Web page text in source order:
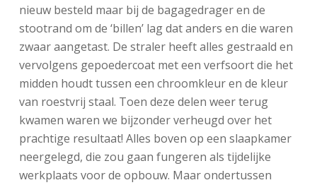
nieuw besteld maar bij de bagagedrager en de
stootrand om de ‘billen’ lag dat anders en die waren
zwaar aangetast. De straler heeft alles gestraald en
vervolgens gepoedercoat met een verfsoort die het
midden houdt tussen een chroomkleur en de kleur
van roestvrij staal. Toen deze delen weer terug
kwamen waren we bijzonder verheugd over het
prachtige resultaat! Alles boven op een slaapkamer
neergelegd, die zou gaan fungeren als tijdelijke
werkplaats voor de opbouw. Maar ondertussen